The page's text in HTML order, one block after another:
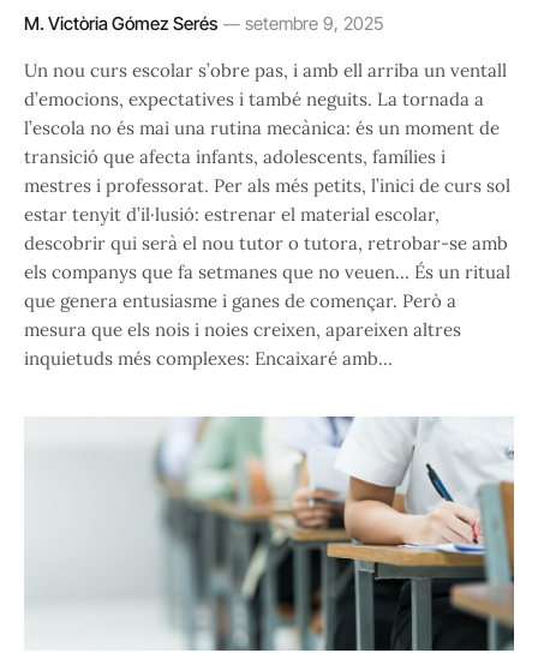
M. Victòria Gómez Serés setembre 9, 2025
Un nou curs escolar s’obre pas, i amb ell arriba un ventall
d’emocions, expectatives i també neguits. La tornada a
l’escola no és mai una rutina mecànica: és un moment de
transició que afecta infants, adolescents, famílies i
mestres i professorat. Per als més petits, l’inici de curs sol
estar tenyit d’il·lusió: estrenar el material escolar,
descobrir qui serà el nou tutor o tutora, retrobar-se amb
els companys que fa setmanes que no veuen… És un ritual
que genera entusiasme i ganes de començar. Però a
mesura que els nois i noies creixen, apareixen altres
inquietuds més complexes: Encaixaré amb…